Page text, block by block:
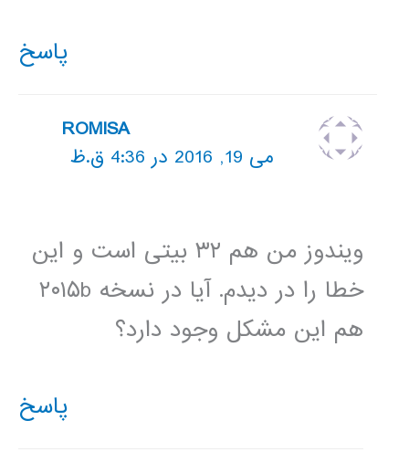
پاسخ
ROMISA
می 19, 2016 در 4:36 ق.ظ
ویندوز من هم ۳۲ بیتی است و این
خطا را در دیدم. آیا در نسخه ۲۰۱۵b
هم این مشکل وجود دارد؟
پاسخ